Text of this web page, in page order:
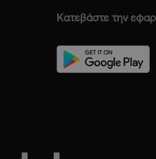
Κατεβάστε την